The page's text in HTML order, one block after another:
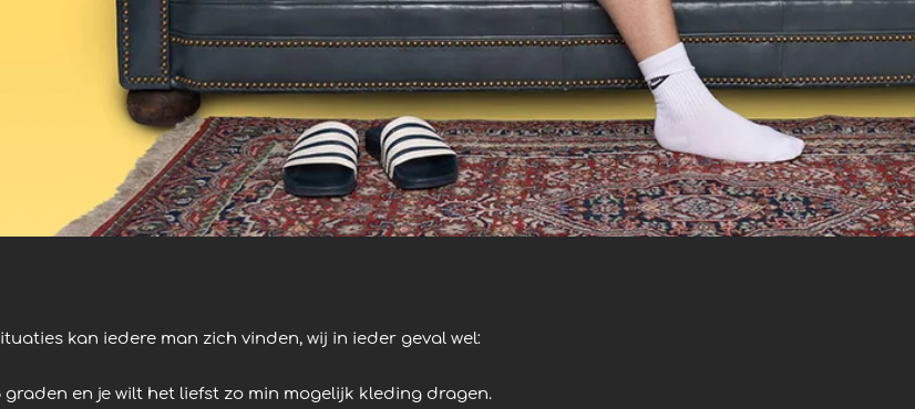
kan iedere man zich vinden, wij in ieder geval wel:
en je wilt het liefst zo min mogelijk kleding dragen.